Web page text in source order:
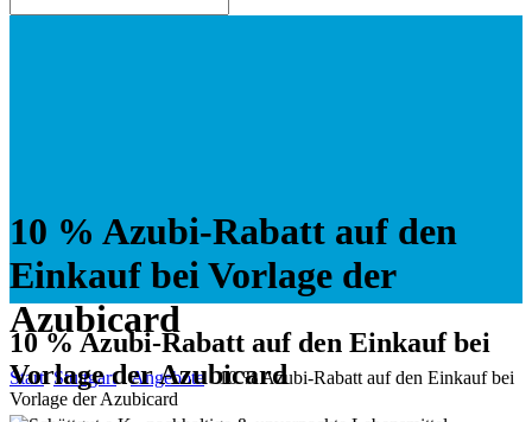
10 % Azubi-Rabatt auf den
Einkauf bei Vorlage der
Azubicard
Start Stuttgart Angebote
10 % Azubi-Rabatt auf den Einkauf bei
Vorlage der Azubicard
10 % Azubi-Rabatt auf den Einkauf bei
Vorlage der Azubicard